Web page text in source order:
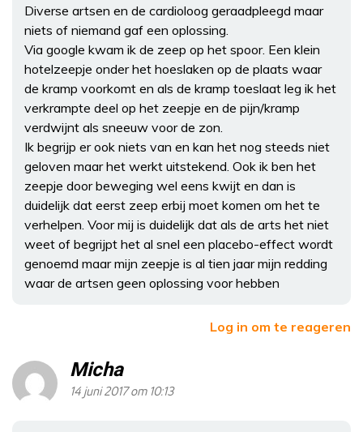
Diverse artsen en de cardioloog geraadpleegd maar
niets of niemand gaf een oplossing.
Via google kwam ik de zeep op het spoor. Een klein
hotelzeepje onder het hoeslaken op de plaats waar
de kramp voorkomt en als de kramp toeslaat leg ik het
verkrampte deel op het zeepje en de pijn/kramp
verdwijnt als sneeuw voor de zon.
Ik begrijp er ook niets van en kan het nog steeds niet
geloven maar het werkt uitstekend. Ook ik ben het
zeepje door beweging wel eens kwijt en dan is
duidelijk dat eerst zeep erbij moet komen om het te
verhelpen. Voor mij is duidelijk dat als de arts het niet
weet of begrijpt het al snel een placebo-effect wordt
genoemd maar mijn zeepje is al tien jaar mijn redding
waar de artsen geen oplossing voor hebben
Log in om te reageren
Micha
14 juni 2017 om 10:13